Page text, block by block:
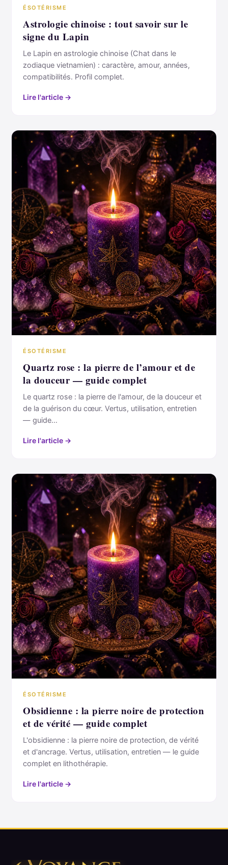
ÉSOTÉRISME
Astrologie chinoise : tout savoir sur le
signe du Lapin
Le Lapin en astrologie chinoise (Chat dans le
zodiaque vietnamien) : caractère, amour, années,
compatibilités. Profil complet.
Lire l'article →
ÉSOTÉRISME
Quartz rose : la pierre de l’amour et de
la douceur — guide complet
Le quartz rose : la pierre de l'amour, de la douceur et
de la guérison du cœur. Vertus, utilisation, entretien
— guide…
Lire l'article →
ÉSOTÉRISME
Obsidienne : la pierre noire de protection
et de vérité — guide complet
L'obsidienne : la pierre noire de protection, de vérité
et d'ancrage. Vertus, utilisation, entretien — le guide
complet en lithothérapie.
Lire l'article →